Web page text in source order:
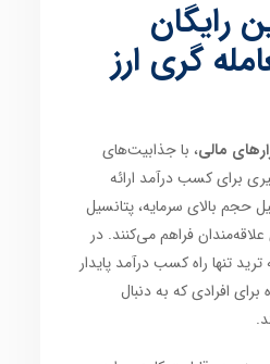
رایگان
گری ارز
مالی، با جذابیت‌های
برای کسب درآمد ارائه
حجم بالای سرمایه، پتانسیل
فراهم می‌کنند. در
تنها راه کسب درآمد پایدار
برای افرادی که به دنبال